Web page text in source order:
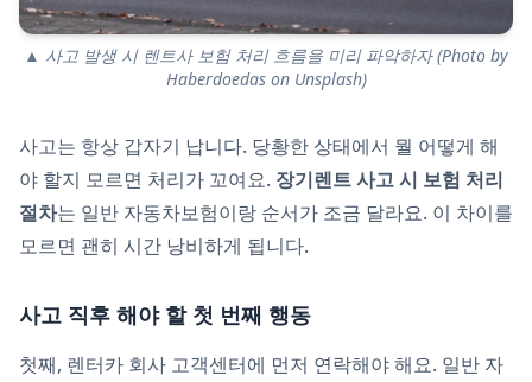
▲ 사고 발생 시 렌트사 보험 처리 흐름을 미리 파악하자 (Photo by
Haberdoedas on Unsplash)
사고는 항상 갑자기 납니다. 당황한 상태에서 뭘 어떻게 해
야 할지 모르면 처리가 꼬여요. 장기렌트 사고 시 보험 처리
절차는 일반 자동차보험이랑 순서가 조금 달라요. 이 차이를
모르면 괜히 시간 낭비하게 됩니다.
사고 직후 해야 할 첫 번째 행동
첫째, 렌터카 회사 고객센터에 먼저 연락해야 해요. 일반 자